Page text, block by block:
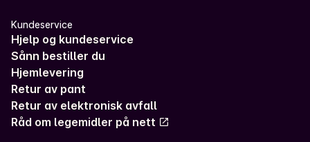
Kundeservice
Hjelp og kundeservice
Sånn bestiller du
Hjemlevering
Retur av pant
Retur av elektronisk avfall
Råd om legemidler på nett